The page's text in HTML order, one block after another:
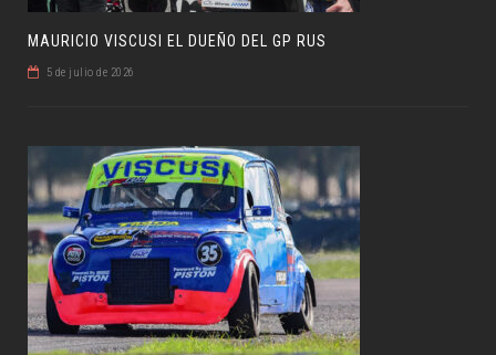
MAURICIO VISCUSI EL DUEÑO DEL GP RUS
5 de julio de 2026